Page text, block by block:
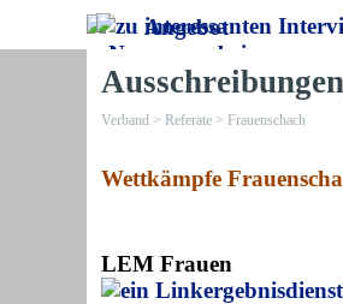
Verband > Referate > Frauenschach
Wettkämpfe
LEM Frauen